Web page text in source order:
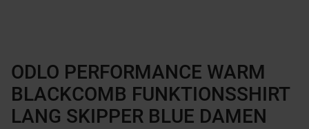
ODLO PERFORMANCE WARM
BLACKCOMB FUNKTIONSSHIRT
LANG SKIPPER BLUE DAMEN